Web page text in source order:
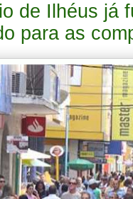
de Ilhéus já
para as